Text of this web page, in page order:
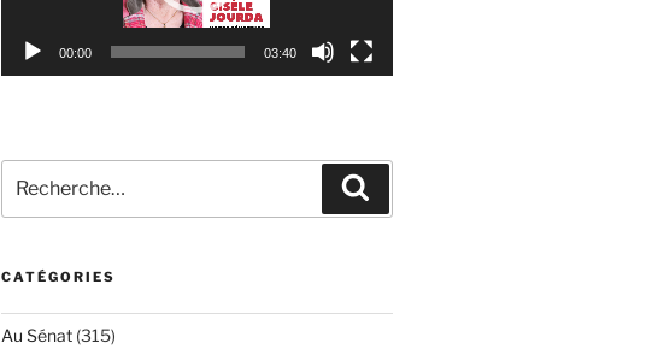
00:00 03:40
pour
CATÉGORIES
Au Sénat(315)